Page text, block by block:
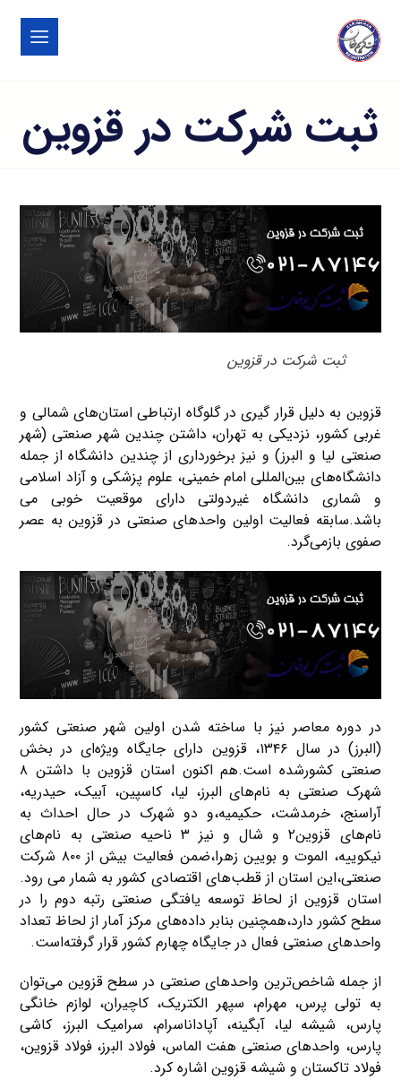
ثبت شرکت در قزوین
ثبت شرکت در قزوین
قزوین به دلیل قرار گیری در گلوگاه ارتباطی استان‌های شمالی و
غربی کشور، نزدیکی به تهران، داشتن چندین شهر صنعتی (شهر
صنعتی لیا و البرز) و نیز برخورداری از چندین دانشگاه از جمله
دانشگاه‌های بین‌المللی امام خمینی، علوم پزشکی و آزاد اسلامی
و شماری دانشگاه غیردولتی دارای موقعیت خوبی می
باشد.سابقه فعالیت اولین واحدهای صنعتی در قزوین به عصر
صفوی بازمی‌گرد.
در دوره معاصر نیز با ساخته شدن اولین شهر صنعتی کشور
(البرز) در سال ۱۳۴۶، قزوین دارای جایگاه ویژه‌ای در بخش
صنعتی کشورشده است.هم اکنون استان قزوین با داشتن ۸
شهرک صنعتی به نام‌های البرز، لیا، کاسپین، آبیک، حیدریه،
آراسنج، خرمدشت، حکیمیه،و دو شهرک در حال احداث به
نام‌های قزوین۲ و شال و نیز ۳ ناحیه صنعتی به نام‌های
نیکوییه، الموت و بویین زهرا،ضمن فعالیت بیش از ۸۰۰ شرکت
صنعتی،این استان از قطب‌های اقتصادی کشور به شمار می رود.
استان قزوین از لحاظ توسعه یافتگی صنعتی رتبه دوم را در
سطح کشور دارد،همچنین بنابر داده‌های مرکز آمار از لحاظ تعداد
واحدهای صنعتی فعال در جایگاه چهارم کشور قرار گرفته‌است.
از جمله شاخص‌ترین واحدهای صنعتی در سطح قزوین می‌توان
به تولی پرس، مهرام، سپهر الکتریک، کاچیران، لوازم خانگی
پارس، شیشه لیا، آبگینه، آپاداناسرام، سرامیک البرز، کاشی
پارس، واحدهای صنعتی هفت الماس، فولاد البرز، فولاد قزوین،
فولاد تاکستان و شیشه قزوین اشاره کرد.